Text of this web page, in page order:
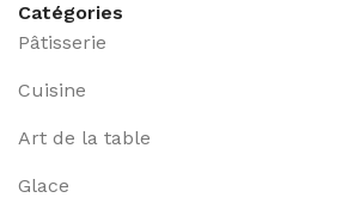
Catégories
Pâtisserie
Cuisine
Art de la table
Glace